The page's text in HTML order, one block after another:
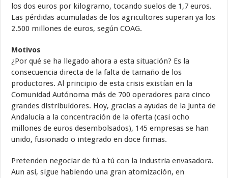
los dos euros por kilogramo, tocando suelos de 1,7 euros.
Las pérdidas acumuladas de los agricultores superan ya los
2.500 millones de euros, según COAG.
Motivos
¿Por qué se ha llegado ahora a esta situación? Es la
consecuencia directa de la falta de tamaño de los
productores. Al principio de esta crisis existían en la
Comunidad Autónoma más de 700 operadores para cinco
grandes distribuidores. Hoy, gracias a ayudas de la Junta de
Andalucía a la concentración de la oferta (casi ocho
millones de euros desembolsados), 145 empresas se han
unido, fusionado o integrado en doce firmas.
Pretenden negociar de tú a tú con la industria envasadora.
Aun así, sigue habiendo una gran atomización, en